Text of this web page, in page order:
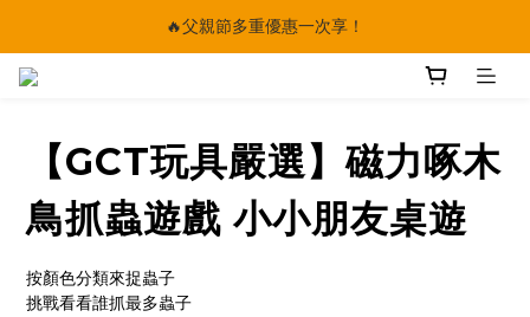
🔥父親節多重優惠一次享！
🔥父親節多重優惠一次享！
🔥父親節多重優惠一次享！
【GCT玩具嚴選】磁力啄木
鳥抓蟲遊戲 小小朋友桌遊
按顏色分類來捉蟲子
挑戰看看誰抓最多蟲子